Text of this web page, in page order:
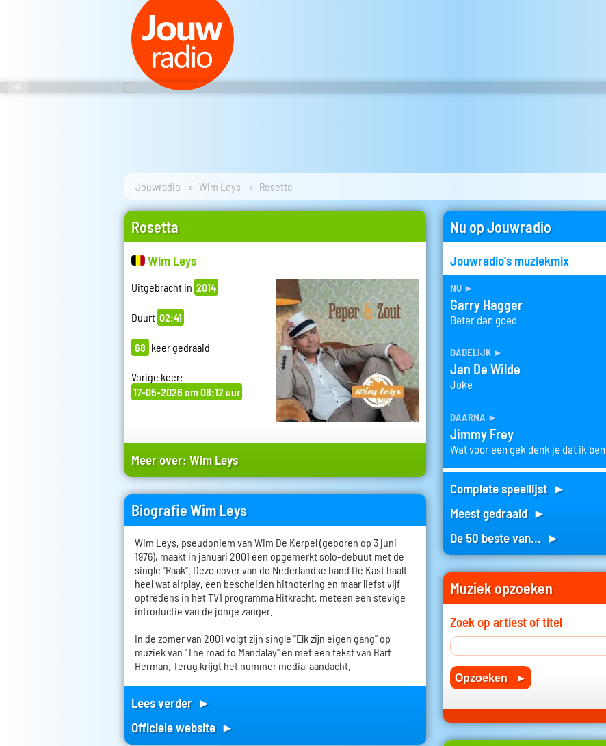
Jouwradio Wim Leys Rosetta
Rosetta
Wim Leys
Uitgebracht in 2014
Duurt 02:41
68 keer gedraaid
Vorige keer:
17-05-2026 om 08:12 uur
Meer over:Wim Leys
Biografie Wim Leys
Wim Leys, pseudoniem van Wim De Kerpel (geboren op 3 juni
1976), maakt in januari 2001 een opgemerkt solo-debuut met de
single "Raak". Deze cover van de Nederlandse band De Kast haalt
heel wat airplay, een bescheiden hitnotering en maar liefst vijf
optredens in het TV1 programma Hitkracht, meteen een stevige
introductie van de jonge zanger.
In de zomer van 2001 volgt zijn single "Elk zijn eigen gang" op
muziek van "The road to Mandalay" en met een tekst van Bart
Herman. Terug krijgt het nummer media-aandacht.
Lees verder ►
Officiele website ►
Nu op Jouwradio
Jouwradio's muziekmix
nu ►
Garry Hagger
Beter dan goed
dadelijk ►
Jan De Wilde
Joke
daarna ►
Jimmy Frey
Wat voor een gek denk je dat ik ben
Complete speellijst ►
Meest gedraaid ►
De 50 beste van... ►
Muziek opzoeken
Zoek op artiest of titel